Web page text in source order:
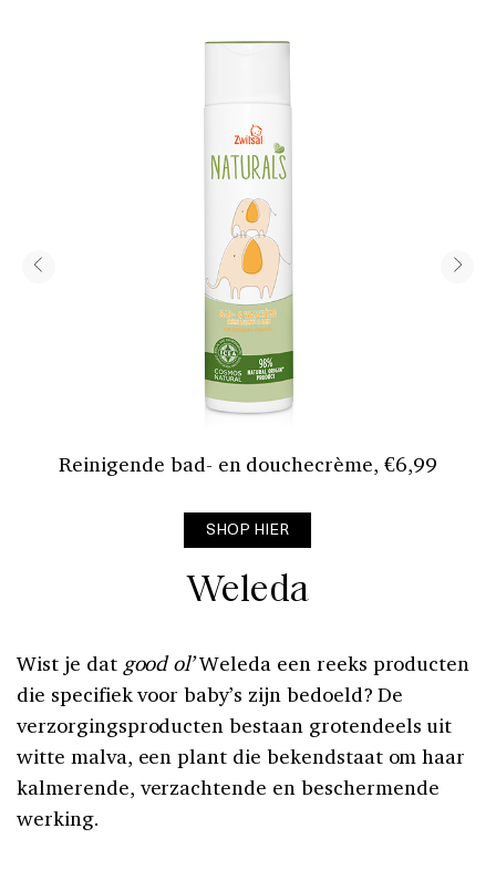
Reinigende bad- en douchecrème, €6,99
SHOP HIER
Weleda
Wist je dat good ol’Weleda een reeks producten
die specifiek voor baby’s zijn bedoeld? De
verzorgingsproducten bestaan grotendeels uit
witte malva, een plant die bekendstaat om haar
kalmerende, verzachtende en beschermende
werking.